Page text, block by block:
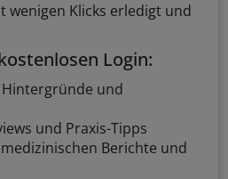
wenigen Klicks erledigt und
Login:
Hintergründe und
und Praxis-Tipps
medizinischen Berichte und